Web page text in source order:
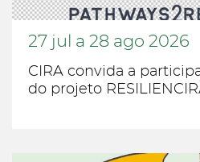
27 jul a 28 ago 2026
CIRA convida a
do projeto